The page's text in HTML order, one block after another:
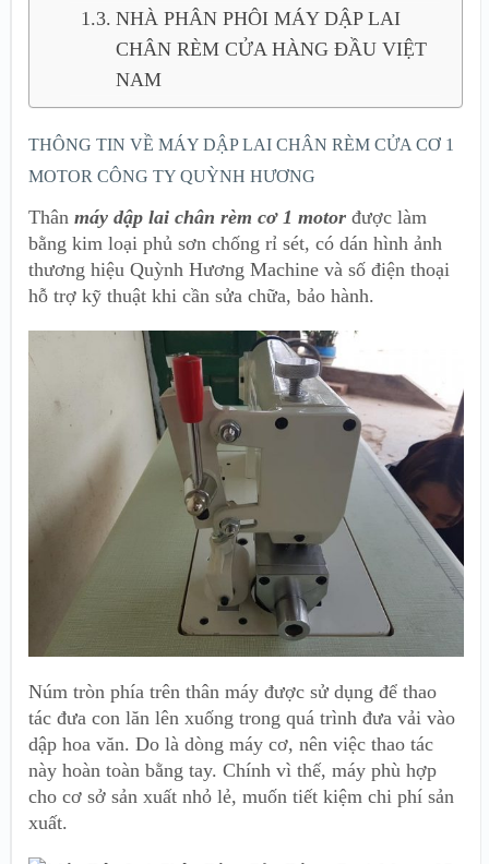
NHÀ PHÂN PHÔI MÁY DẬP LAI
CHÂN RÈM CỬA HÀNG ĐẦU VIỆT
NAM
THÔNG TIN VỀ MÁY DẬP LAI CHÂN RÈM CỬA CƠ 1
MOTOR CÔNG TY QUỲNH HƯƠNG
Thân máy dập lai chân rèm cơ 1 motor được làm
bằng kim loại phủ sơn chống rỉ sét, có dán hình ảnh
thương hiệu Quỳnh Hương Machine và số điện thoại
hỗ trợ kỹ thuật khi cần sửa chữa, bảo hành.
Núm tròn phía trên thân máy được sử dụng để thao
tác đưa con lăn lên xuống trong quá trình đưa vải vào
dập hoa văn. Do là dòng máy cơ, nên việc thao tác
này hoàn toàn bằng tay. Chính vì thế, máy phù hợp
cho cơ sở sản xuất nhỏ lẻ, muốn tiết kiệm chi phí sản
xuất.